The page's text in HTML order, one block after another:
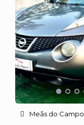
Meãs do Campo